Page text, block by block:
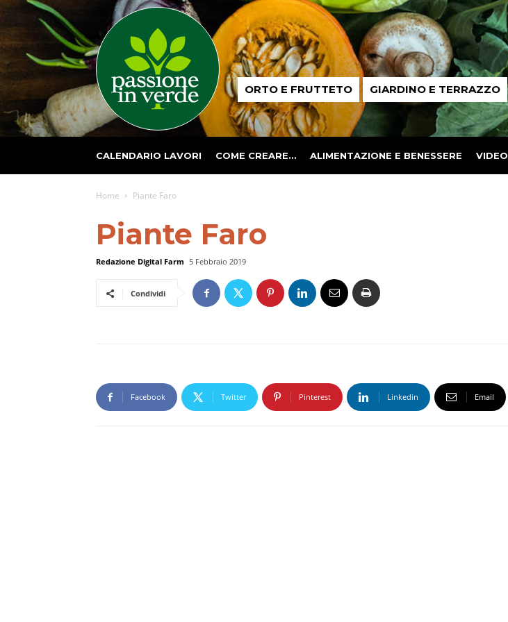
Passione
in ORTO E FRUTTETO GIARDINO E TERRAZZO
CALENDARIO LAVORI COME CREARE… ALIMENTAZIONE E BENESSERE VIDEO
Home Piante Faro
Piante Faro
Redazione Digital Farm 5 Febbraio 2019
Condividi
Facebook Twitter Pinterest Linkedin Email